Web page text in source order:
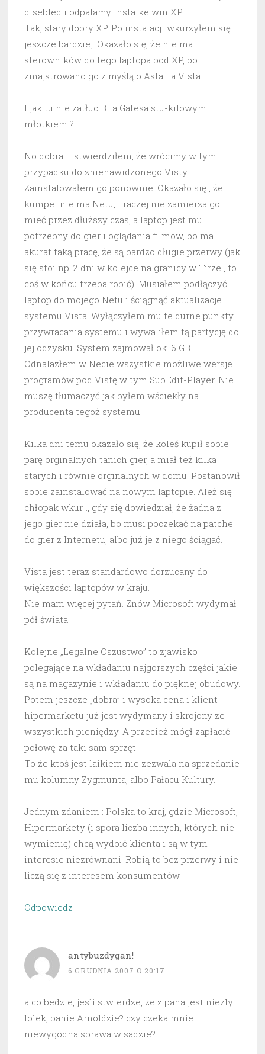
disebled i odpalamy instalke win XP.
Tak, stary dobry XP. Po instalacji wkurzyłem się
jeszcze bardziej. Okazało się, że nie ma
sterowników do tego laptopa pod XP, bo
zmajstrowano go z myślą o Asta La Vista.
I jak tu nie zatłuc Bila Gatesa stu-kilowym
młotkiem ?
No dobra – stwierdziłem, że wrócimy w tym
przypadku do znienawidzonego Visty.
Zainstalowałem go ponownie. Okazało się , że
kumpel nie ma Netu, i raczej nie zamierza go
mieć przez dłuższy czas, a laptop jest mu
potrzebny do gier i oglądania filmów, bo ma
akurat taką pracę, że są bardzo długie przerwy (jak
się stoi np. 2 dni w kolejce na granicy w Tirze , to
coś w końcu trzeba robić). Musiałem podłączyć
laptop do mojego Netu i ściągnąć aktualizacje
systemu Vista. Wyłączyłem mu te durne punkty
przywracania systemu i wywaliłem tą partycję do
jej odzysku. System zajmował ok. 6 GB.
Odnalazłem w Necie wszystkie możliwe wersje
programów pod Vistę w tym SubEdit-Player. Nie
muszę tłumaczyć jak byłem wściekły na
producenta tegoż systemu.
Kilka dni temu okazało się, że koleś kupił sobie
parę orginalnych tanich gier, a miał też kilka
starych i równie orginalnych w domu. Postanowił
sobie zainstalować na nowym laptopie. Ależ się
chłopak wkur…, gdy się dowiedział, że żadna z
jego gier nie działa, bo musi poczekać na patche
do gier z Internetu, albo już je z niego ściągać.
Vista jest teraz standardowo dorzucany do
większości laptopów w kraju.
Nie mam więcej pytań. Znów Microsoft wydymał
pół świata.
Kolejne „Legalne Oszustwo” to zjawisko
polegające na wkładaniu najgorszych części jakie
są na magazynie i wkładaniu do pięknej obudowy.
Potem jeszcze „dobra” i wysoka cena i klient
hipermarketu już jest wydymany i skrojony ze
wszystkich pieniędzy. A przecież mógł zapłacić
połowę za taki sam sprzęt.
To że ktoś jest laikiem nie zezwala na sprzedanie
mu kolumny Zygmunta, albo Pałacu Kultury.
Jednym zdaniem : Polska to kraj, gdzie Microsoft,
Hipermarkety (i spora liczba innych, których nie
wymienię) chcą wydoić klienta i są w tym
interesie niezrównani. Robią to bez przerwy i nie
liczą się z interesem konsumentów.
Odpowiedz
antybuzdygan!
6 GRUDNIA 2007 O 20:17
a co bedzie, jesli stwierdze, ze z pana jest niezly
lolek, panie Arnoldzie? czy czeka mnie
niewygodna sprawa w sadzie?